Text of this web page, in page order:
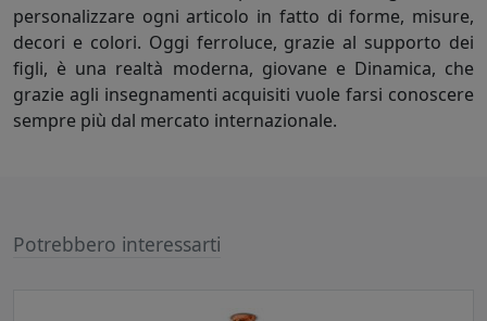
personalizzare ogni articolo in fatto di forme, misure,
decori e colori. Oggi ferroluce, grazie al supporto dei
figli, è una realtà moderna, giovane e Dinamica, che
grazie agli insegnamenti acquisiti vuole farsi conoscere
sempre più dal mercato internazionale.
Potrebbero interessarti